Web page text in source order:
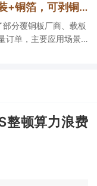
【机构龙虎榜解读】PCB+先进封装+铜箔，可剥铜产品通过了部分覆铜板厂商、载板厂商及相关芯片终端的认证，持续获得小批量订单，主要应用场景包括芯片封装光模块用PCB，机构大额净买入这家公司
分覆铜板厂商、载板
订单，主要应用场景
产品商业化受托生
整顿算力浪费